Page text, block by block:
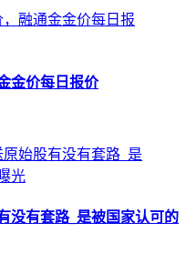
金价每日报价
没有套路_是被国家认可的